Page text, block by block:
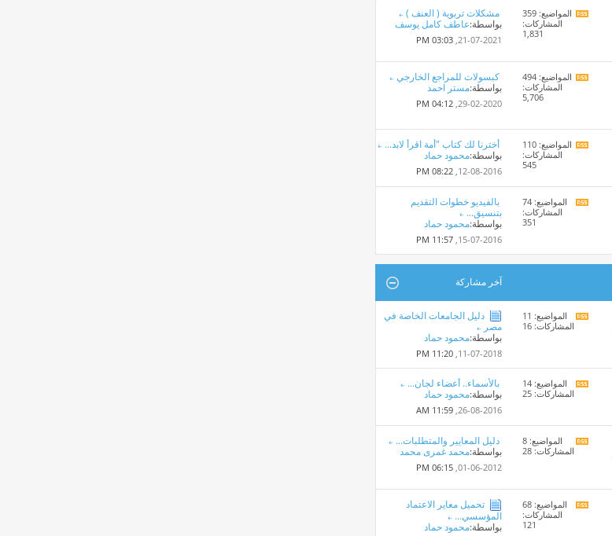
مشاهدة
تغذيات
المواضيع: 359
المشاركات:
1,831
مشكلات تربوية ( العنف )
بواسطة:عاطف كامل يوسف
21-07-2021,
03:03 PM
مشاهدة
تغذيات
المواضيع: 494
المشاركات:
5,706
كبسولات للمراجع الخارجي
بواسطة:مستر احمد
29-02-2020,
04:12 PM
مشاهدة
تغذيات
المواضيع: 110
المشاركات:
545
أخترنا لك كتاب "أمة اقرأ لابد...
بواسطة:محمود حماد
12-08-2016,
08:22 PM
مشاهدة
تغذيات
المواضيع: 74
المشاركات:
351
بالفيديو خطوات التقديم
بتنسيق...
بواسطة:محمود حماد
15-07-2016,
11:57 PM
آخر مشاركة
مشاهدة
تغذيات
المواضيع: 11
المشاركات: 16
دليل الجامعات الخاصة في
مصر
بواسطة:محمود حماد
11-07-2018,
11:20 PM
مشاهدة
تغذيات
المواضيع: 14
المشاركات: 25
بالأسماء.. أعضاء لجان...
بواسطة:محمود حماد
26-08-2016,
11:59 AM
مشاهدة
تغذيات
المواضيع: 8
المشاركات: 28
دليل المعايير والمتطلبات...
بواسطة:محمد غمرى محمد
01-06-2012,
06:15 PM
مشاهدة
تغذيات
المواضيع: 68
المشاركات:
121
تحميل معاير الاعتماد
المؤسسي...
بواسطة:محمود حماد